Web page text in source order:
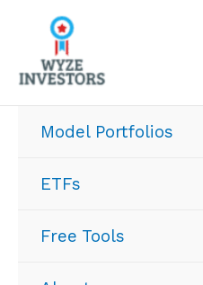
content
Model Portfolios
ETFs
Free Tools